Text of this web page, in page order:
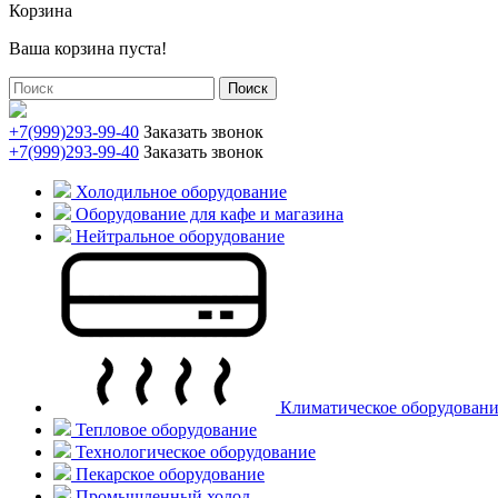
Корзина
Ваша корзина пуста!
Поиск
+7(999)293-99-40 Заказать звонок
+7(999)293-99-40 Заказать звонок
Холодильное оборудование
Оборудование для кафе и магазина
Нейтральное оборудование
Климатическое
Тепловое оборудование
Технологическое оборудование
Пекарское оборудование